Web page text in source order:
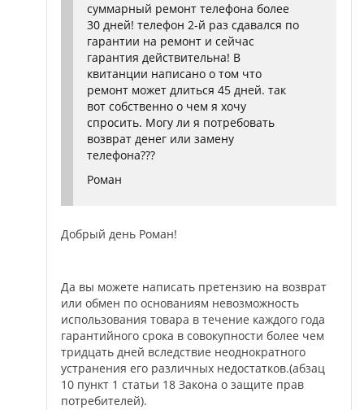
суммарный ремонт телефона более
30 дней! телефон 2-й раз сдавался по
гарантии на ремонт и сейчас
гарантия действительна! В
квитанции написано о том что
ремонт может длиться 45 дней. так
вот собственно о чем я хочу
спросить. Могу ли я потребовать
возврат денег или замену
телефона???
Роман
Добрый день Роман!
Да вы можете написать претензию на возврат
или обмен по основаниям невозможность
использования товара в течение каждого года
гарантийного срока в совокупности более чем
тридцать дней вследствие неоднократного
устранения его различных недостатков.(абзац
10 пункт 1 статьи 18 Закона о защите прав
потребителей).